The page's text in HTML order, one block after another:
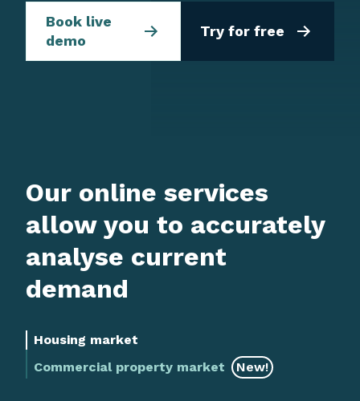
Book live
demo
Try for free
Our online services
allow you to accurately
analyse current
demand
Housing market
Commercial property market
New!